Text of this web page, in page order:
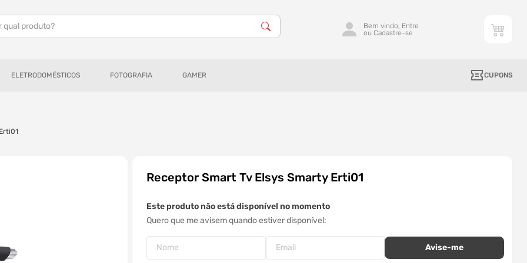
qual produto?
Bem vindo, Entre
ou Cadastre-se
ELETRODOMÉSTICOS FOTOGRAFIA GAMER CUPONS
Receptor Smart Tv Elsys Smarty Erti01
Este produto não está disponível no momento
Quero que me avisem quando estiver disponível